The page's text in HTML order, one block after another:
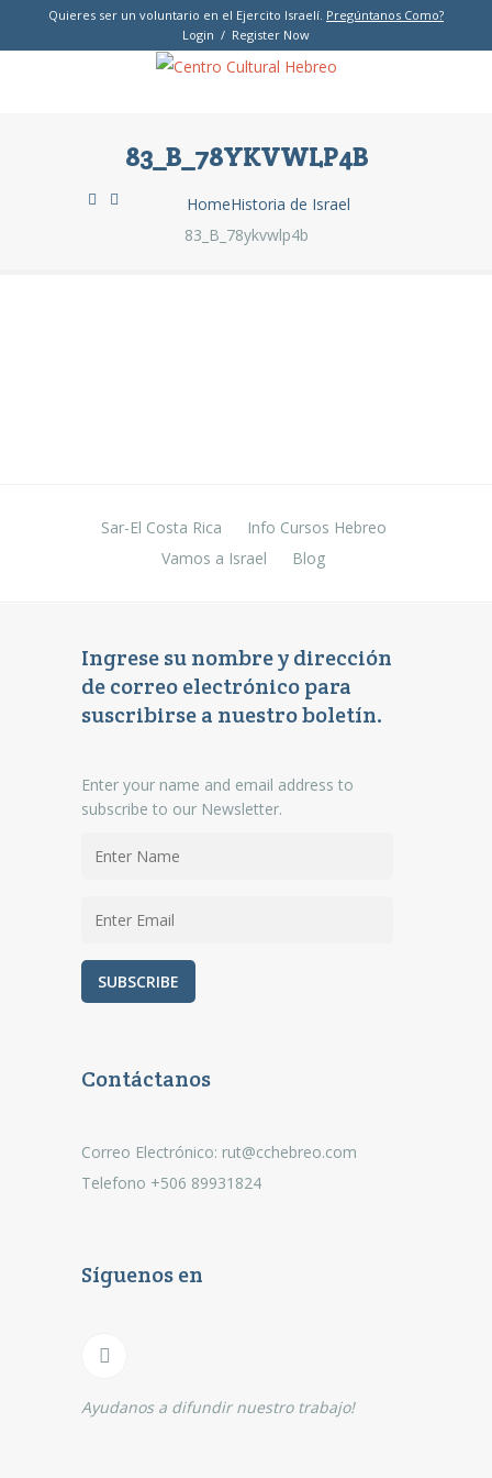
Quieres ser un voluntario en el Ejercito Israelí. Pregúntanos Como?
Login / Register Now
83_B_78YKVWLP4B
HomeHistoria de Israel
83_B_78ykvwlp4b
Sar-El Costa Rica
Info Cursos Hebreo
Vamos a Israel
Blog
Ingrese su nombre y dirección
de correo electrónico para
suscribirse a nuestro boletín.
Enter your name and email address to
subscribe to our Newsletter.
Contáctanos
Correo Electrónico: rut@cchebreo.com
Telefono +506 89931824
Síguenos en
Ayudanos a difundir nuestro trabajo!